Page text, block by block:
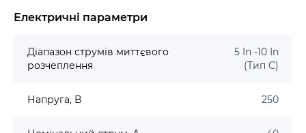
Електричні параметри
Діапазон струмів миттєвого
розчеплення
5 In -10 In
(Тип C)
Напруга, В 250